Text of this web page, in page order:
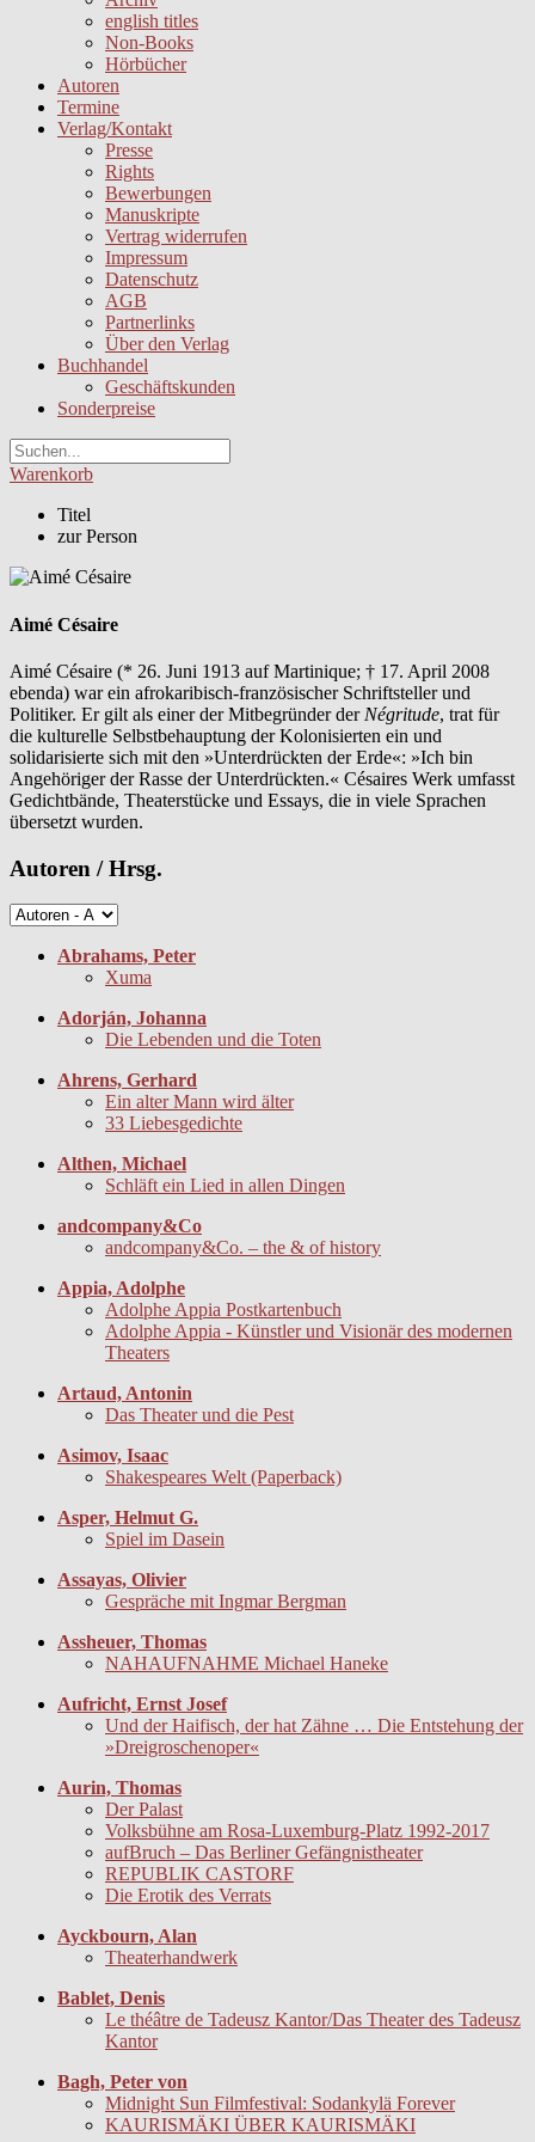
english titles
Non-Books
Hörbücher
Autoren
Termine
Verlag/Kontakt
Presse
Rights
Bewerbungen
Manuskripte
Vertrag widerrufen
Impressum
Datenschutz
AGB
Partnerlinks
Über den Verlag
Buchhandel
Geschäftskunden
Sonderpreise
Warenkorb
Titel
zur Person
Aimé Césaire
Aimé Césaire (* 26. Juni 1913 auf Martinique; † 17. April 2008
ebenda) war ein afrokaribisch-französischer Schriftsteller und
Politiker. Er gilt als einer der Mitbegründer der Négritude, trat für
die kulturelle Selbstbehauptung der Kolonisierten ein und
solidarisierte sich mit den »Unterdrückten der Erde«: »Ich bin
Angehöriger der Rasse der Unterdrückten.« Césaires Werk umfasst
Gedichtbände, Theaterstücke und Essays, die in viele Sprachen
übersetzt wurden.
Autoren / Hrsg.
Abrahams, Peter
Xuma
Adorján, Johanna
Die Lebenden und die Toten
Ahrens, Gerhard
Ein alter Mann wird älter
33 Liebesgedichte
Althen, Michael
Schläft ein Lied in allen Dingen
andcompany&Co
andcompany&Co. – the & of history
Appia, Adolphe
Adolphe Appia Postkartenbuch
Adolphe Appia - Künstler und Visionär des modernen
Theaters
Artaud, Antonin
Das Theater und die Pest
Asimov, Isaac
Shakespeares Welt (Paperback)
Asper, Helmut G.
Spiel im Dasein
Assayas, Olivier
Gespräche mit Ingmar Bergman
Assheuer, Thomas
NAHAUFNAHME Michael Haneke
Aufricht, Ernst Josef
Und der Haifisch, der hat Zähne … Die Entstehung der
»Dreigroschenoper«
Aurin, Thomas
Der Palast
Volksbühne am Rosa-Luxemburg-Platz 1992-2017
aufBruch – Das Berliner Gefängnistheater
REPUBLIK CASTORF
Die Erotik des Verrats
Ayckbourn, Alan
Theaterhandwerk
Bablet, Denis
Le théâtre de Tadeusz Kantor/Das Theater des Tadeusz
Kantor
Bagh, Peter von
Midnight Sun Filmfestival: Sodankylä Forever
KAURISMÄKI ÜBER KAURISMÄKI